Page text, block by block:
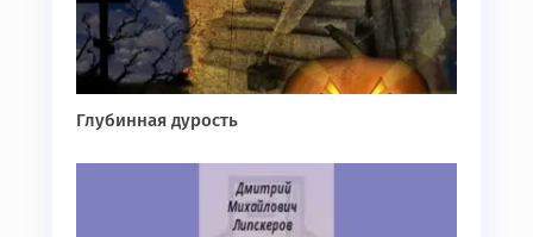
Глубинная дурость